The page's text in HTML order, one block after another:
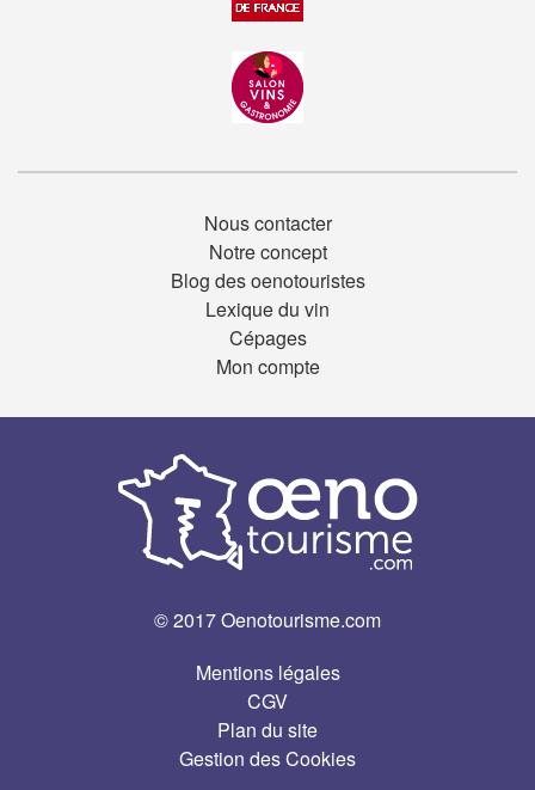
Nous contacter
Notre concept
Blog des oenotouristes
Lexique du vin
Cépages
Mon compte
© 2017 Oenotourisme.com
Mentions légales
CGV
Plan du site
Gestion des Cookies